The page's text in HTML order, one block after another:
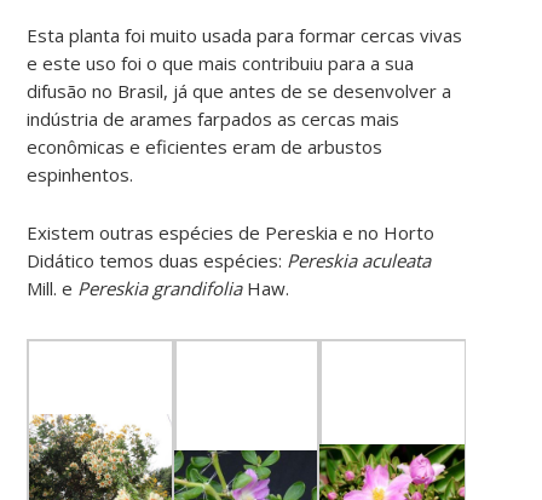
Esta planta foi muito usada para formar cercas vivas
e este uso foi o que mais contribuiu para a sua
difusão no Brasil, já que antes de se desenvolver a
indústria de arames farpados as cercas mais
econômicas e eficientes eram de arbustos
espinhentos.
Existem outras espécies de Pereskia e no Horto
Didático temos duas espécies: Pereskia aculeata
Mill. e Pereskia grandifoliaHaw.